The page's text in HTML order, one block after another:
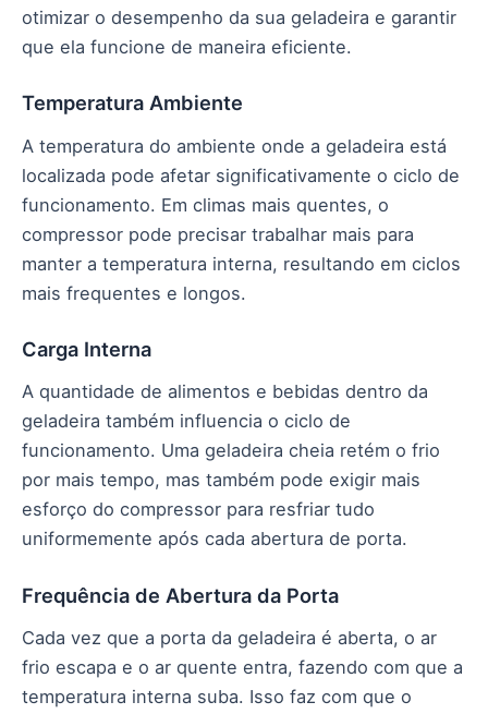
otimizar o desempenho da sua geladeira e garantir
que ela funcione de maneira eficiente.
Temperatura Ambiente
A temperatura do ambiente onde a geladeira está
localizada pode afetar significativamente o ciclo de
funcionamento. Em climas mais quentes, o
compressor pode precisar trabalhar mais para
manter a temperatura interna, resultando em ciclos
mais frequentes e longos.
Carga Interna
A quantidade de alimentos e bebidas dentro da
geladeira também influencia o ciclo de
funcionamento. Uma geladeira cheia retém o frio
por mais tempo, mas também pode exigir mais
esforço do compressor para resfriar tudo
uniformemente após cada abertura de porta.
Frequência de Abertura da Porta
Cada vez que a porta da geladeira é aberta, o ar
frio escapa e o ar quente entra, fazendo com que a
temperatura interna suba. Isso faz com que o